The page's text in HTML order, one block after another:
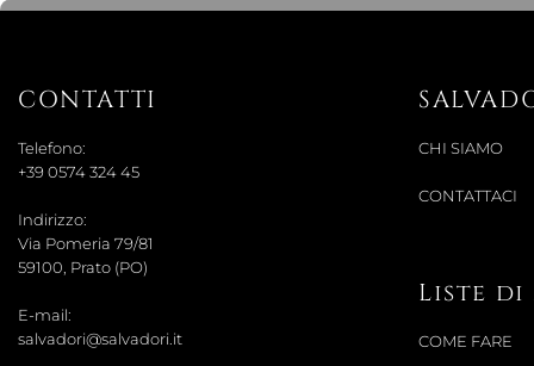
CONTATTI
Telefono:
+39 0574 324 45
Indirizzo:
Via Pomeria 79/81
59100, Prato (PO)
E-mail:
salvadori@salvadori.it
CHI SIAMO
CONTATTACI
Liste di
COME FARE